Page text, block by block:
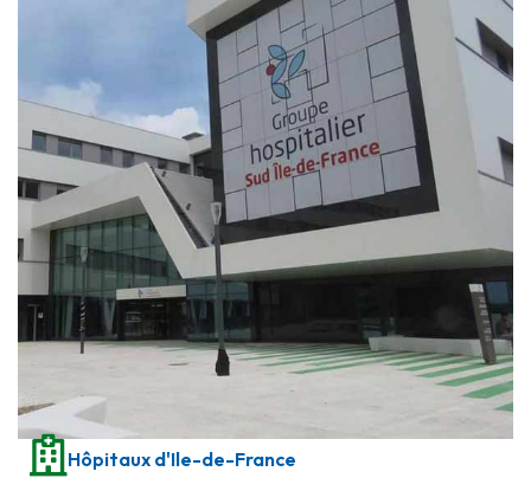
Hôpitaux d'Ile-de-France